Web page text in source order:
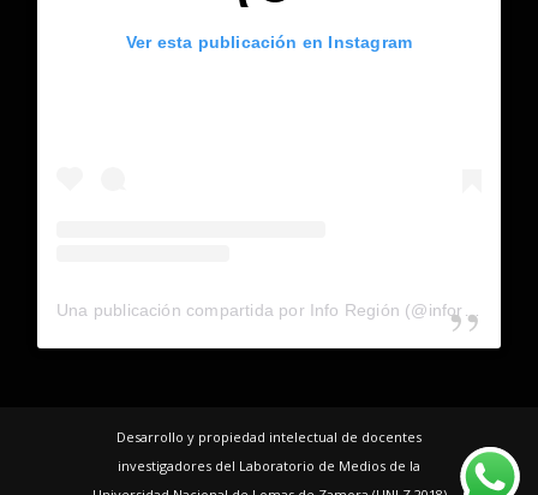
Ver esta publicación en Instagram
Desarrollo y propiedad intelectual de docentes
investigadores del Laboratorio de Medios de la